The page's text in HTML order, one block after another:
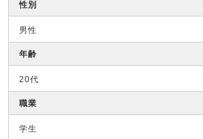
性別
男性
年齢
20代
職業
学生